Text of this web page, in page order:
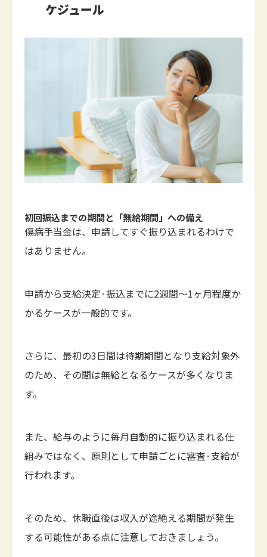
ケジュール
初回振込までの期間と「無給期間」への備え
傷病手当金は、申請してすぐ振り込まれるわけで
はありません。
申請から支給決定·振込までに2週間〜1ヶ月程度か
かるケースが一般的です。
さらに、最初の3日間は待期期間となり支給対象外
のため、その間は無給となるケースが多くなりま
す。
また、給与のように毎月自動的に振り込まれる仕
組みではなく、原則として申請ごとに審査·支給が
行われます。
そのため、休職直後は収入が途絶える期間が発生
する可能性がある点に注意しておきましょう。